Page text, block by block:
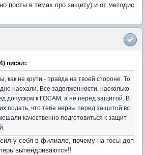
посты в темах про защиту) и от методис
писал:
как не крути - правда на твоей стороне. То
наехали. Все задолженности, насколько
допуском к ГОСАМ, а не перед защитой. В
подать, что тебе нервы перед защитой вс
качественно подготовиться к защит
у себя в филиале, почему на госы доп
выпендриваются!!